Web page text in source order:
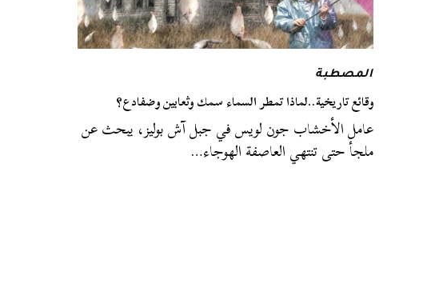
المصطبة
وقائع تاريخية..لماذا تمطر السماء سمك وثعابين وضفادع؟
عامل الأخشاب جون لويس في جبل آش بوليز، يبحث عن
ملجأ حتى تنتهي العاصفة الهوجاء…